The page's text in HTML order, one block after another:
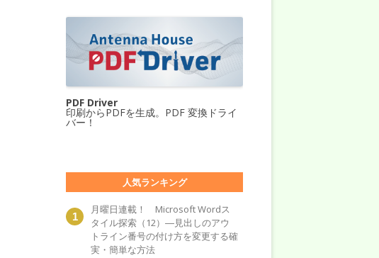
PDF Driver
印刷からPDFを生成。PDF 変換ドライ
バー！
人気ランキング
月曜日連載！ Microsoft Wordス
タイル探索（12）―見出しのアウ
トライン番号の付け方を変更する確
実・簡単な方法